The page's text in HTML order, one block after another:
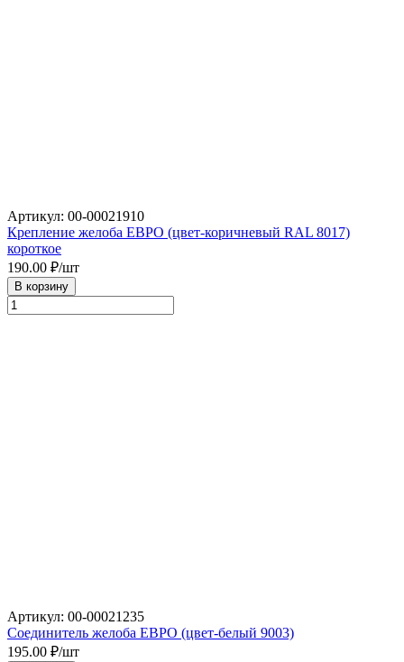
Артикул: 00-00021910
Крепление желоба ЕВРО (цвет-коричневый RAL 8017)
короткое
190.00 ₽/шт
В корзину
Артикул: 00-00021235
Соединитель желоба ЕВРО (цвет-белый 9003)
195.00 ₽/шт